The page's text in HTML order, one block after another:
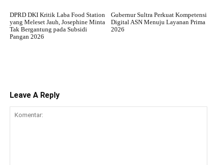
DPRD DKI Kritik Laba Food Station
yang Meleset Jauh, Josephine Minta
Tak Bergantung pada Subsidi
Pangan 2026
Gubernur Sultra Perkuat Kompetensi
Digital ASN Menuju Layanan Prima
2026
Leave A Reply